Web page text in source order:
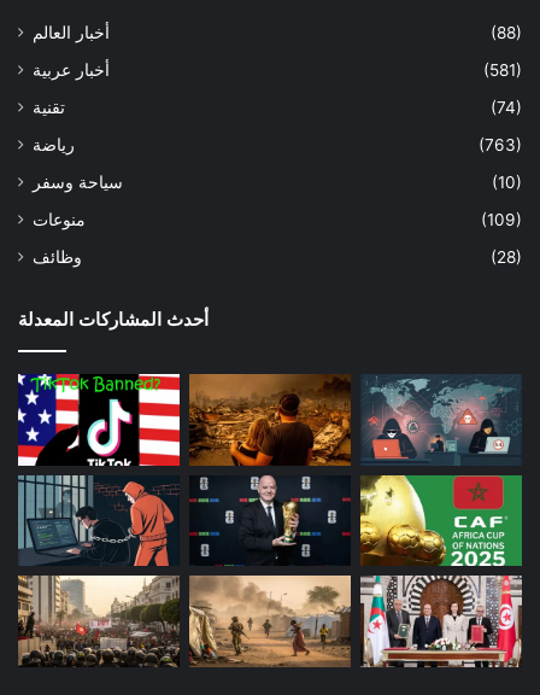
أخبار العالم
(88)
أخبار عربية
(581)
تقنية
(74)
رياضة
(763)
سياحة وسفر
(10)
منوعات
(109)
وظائف
(28)
أحدث المشاركات المعدلة